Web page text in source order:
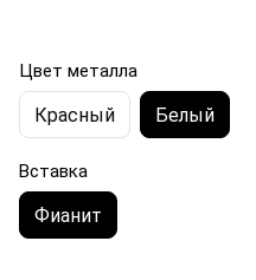
Цвет металла
Красный Белый
Вставка
Фианит